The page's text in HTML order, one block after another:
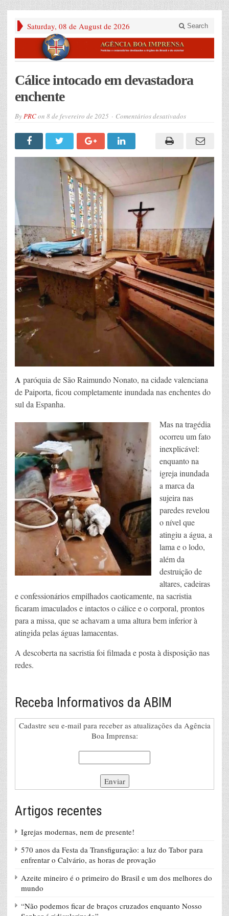
Saturday, 08 de August de 2026 Search
Cálice intocado em devastadora
enchente
ByPRCon 8 de fevereiro de 2025 Comentários desativadosem
devastadora
A paróquia de São Raimundo Nonato, na cidade valenciana
de Paiporta, ficou completamente inundada nas enchentes do
sul da Espanha.
Mas na tragédia
ocorreu um fato
inexplicável:
enquanto na
igreja inundada
a marca da
sujeira nas
paredes revelou
o nível que
atingiu a água, a
lama e o lodo,
além da
destruição de
altares, cadeiras
e confessionários empilhados caoticamente, na sacristia
ficaram imaculados e intactos o cálice e o corporal, prontos
para a missa, que se achavam a uma altura bem inferior à
atingida pelas águas lamacentas.
A descoberta na sacristia foi filmada e posta à disposição nas
redes.
Receba Informativos da ABIM
Cadastre seu e-mail para receber as atualizações da Agência
Boa Imprensa:
Artigos recentes
Igrejas modernas, nem de presente!
570 anos da Festa da Transfiguração: a luz do Tabor para
enfrentar o Calvário, as horas de provação
Azeite mineiro é o primeiro do Brasil e um dos melhores do
mundo
“Não podemos ficar de braços cruzados enquanto Nosso